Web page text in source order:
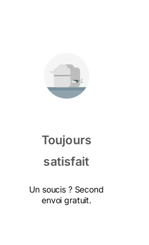
Toujours
satisfait
Un soucis ? Second
envoi gratuit.